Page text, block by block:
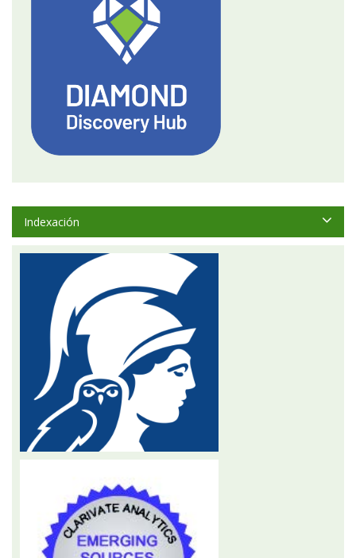
Indexación